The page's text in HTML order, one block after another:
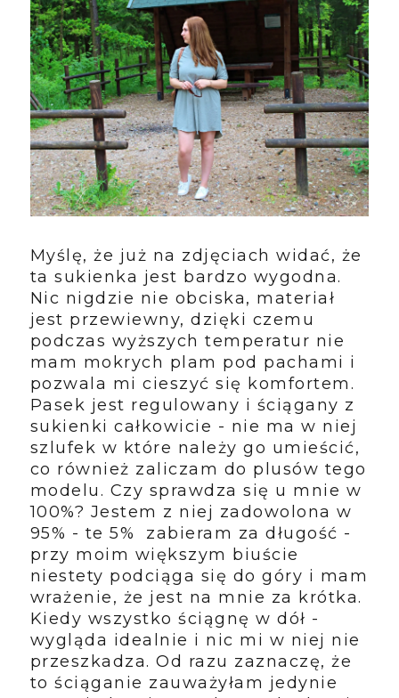
Myślę, że już na zdjęciach widać, że
ta sukienka jest bardzo wygodna.
Nic nigdzie nie obciska, materiał
jest przewiewny, dzięki czemu
podczas wyższych temperatur nie
mam mokrych plam pod pachami i
pozwala mi cieszyć się komfortem.
Pasek jest regulowany i ściągany z
sukienki całkowicie - nie ma w niej
szlufek w które należy go umieścić,
co również zaliczam do plusów tego
modelu. Czy sprawdza się u mnie w
100%? Jestem z niej zadowolona w
95% - te 5% zabieram za długość -
przy moim większym biuście
niestety podciąga się do góry i mam
wrażenie, że jest na mnie za krótka.
Kiedy wszystko ściągnę w dół -
wygląda idealnie i nic mi w niej nie
przeszkadza. Od razu zaznaczę, że
to ściąganie zauważyłam jedynie